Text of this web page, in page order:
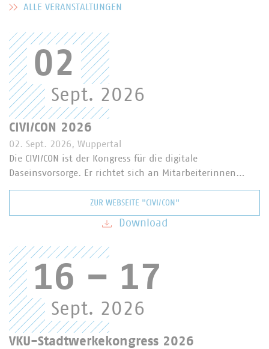
MEHR ZU AKTUELLE VKU-VERANSTALTUNGEN UND KONFERENZEN
ALLE VERANSTALTUNGEN
02
Sept. 2026
CIVI/CON 2026
02. Sept. 2026, Wuppertal
Die CIVI/CON ist der Kongress für die digitale
Daseinsvorsorge. Er richtet sich an Mitarbeiterinnen…
ZUR WEBSEITE "CIVI/CON"
Download
16 – 17
Sept. 2026
VKU-Stadtwerkekongress 2026